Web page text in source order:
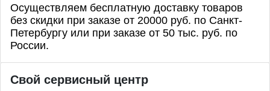
Осуществляем бесплатную доставку товаров
без скидки при заказе от 20000 руб. по Санкт-
Петербургу или при заказе от 50 тыс. руб. по
России.
Свой сервисный центр